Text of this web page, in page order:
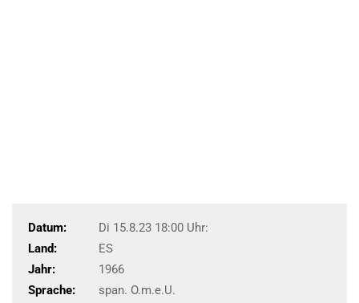
Datum:
Di 15.8.23 18:00 Uhr:
Land:
ES
Jahr:
1966
Sprache:
span. O.m.e.U.